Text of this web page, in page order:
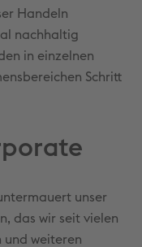
Handeln
nachhaltig
in einzelnen
Schritt
unser
das wir seit vielen
und weiteren